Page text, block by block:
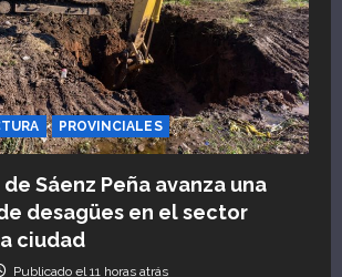
PROVINCIALES
Sáenz Peña avanza una
desagües en el sector
ciudad
Publicado el 11 horas atrás